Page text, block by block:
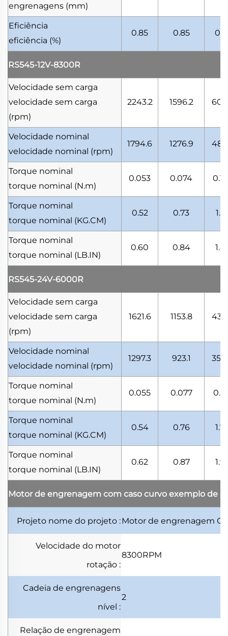
engrenagens (mm)
Eficiência
eficiência (%)
0.85 0.85
RS545-12V-8300R
Velocidade sem carga
velocidade sem carga
(rpm)
2243.2 1596.2
Velocidade nominal
velocidade nominal (rpm)
1794.6 1276.9
Torque nominal
torque nominal (N.m)
0.053 0.074
Torque nominal
torque nominal (KG.CM)
0.52 0.73
Torque nominal
torque nominal (LB.IN)
0.60 0.84
RS545-24V-6000R
Velocidade sem carga
velocidade sem carga
(rpm)
1621.6 1153.8
Velocidade nominal
velocidade nominal (rpm)
1297.3 923.1
Torque nominal
torque nominal (N.m)
0.055 0.077
Torque nominal
torque nominal (KG.CM)
0.54 0.76
Torque nominal
torque nominal (LB.IN)
0.62 0.87
Motor de engrenagem com caso curvo exemplo de
Projeto nome do projeto :Motor de engrenagem
Velocidade do motor
rotação :
8300RPM
Cadeia de engrenagens
nível :
2
Relação de engrenagem